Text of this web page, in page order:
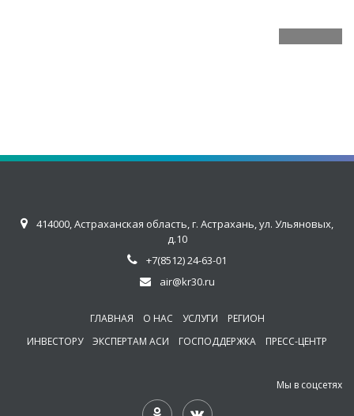
414000, Астраханская область, г. Астрахань, ул. Ульяновых,
д.10
+7(8512) 24-63-01
air@kr30.ru
ГЛАВНАЯ О НАС УСЛУГИ
РЕГИОН
ИНВЕСТОРУ
ЭКСПЕРТАМ АСИ ГОСПОДДЕРЖКА ПРЕСС-ЦЕНТР
Мы в соцсетях